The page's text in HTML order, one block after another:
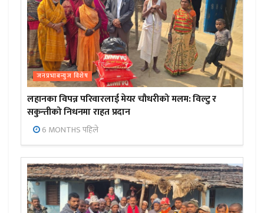
जनप्रभाबन्युज विशेष
लहानका विपन्न परिवारलाई मेयर चौधरीको मलम: विल्टु र
सकुन्तीको निधनमा राहत प्रदान
6 MONTHS पहिले